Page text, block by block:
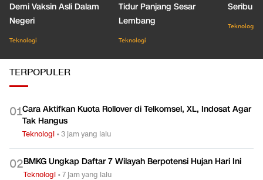
Demi Vaksin Asli Dalam
Negeri
Teknologi
Tidur Panjang Sesar
Lembang
Teknologi
Seribu
Teknologi
TERPOPULER
01Cara Aktifkan Kuota Rollover di Telkomsel, XL, Indosat Agar
Tak Hangus
Teknologi •3 jam yang lalu
02BMKG Ungkap Daftar 7 Wilayah Berpotensi Hujan Hari Ini
Teknologi •7 jam yang lalu